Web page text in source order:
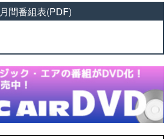
月間番組表(PDF)